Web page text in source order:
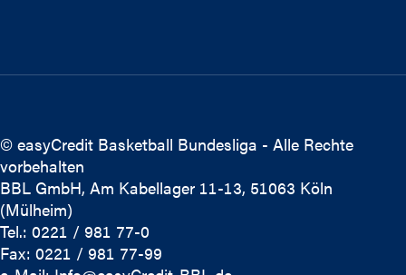
© easyCredit Basketball Bundesliga - Alle Rechte
vorbehalten
BBL GmbH, Am Kabellager 11-13, 51063 Köln
(Mülheim)
Tel.: 0221 / 981 77-0
Fax: 0221 / 981 77-99